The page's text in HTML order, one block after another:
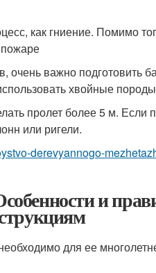
как гниение. Помимо
очень важно подготовить
хвойные
пролет более 5 м. Если
или ригели.
derevyannogo-
и
для ее